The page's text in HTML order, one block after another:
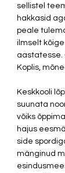
sellistel
hakkasid
peale
ilmselt
aastatesse.
Koplis,
Keskkooli
suunata
võiks
hajus
side
mänginud